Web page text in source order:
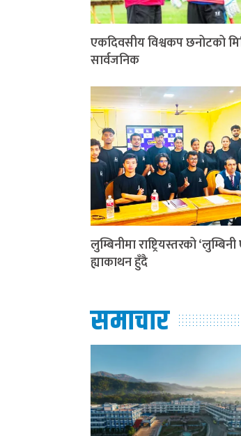
एकदिवसीय विश्वकप छनोटको
सार्वजनिक
लुम्बिनीमा राष्ट्रियस्तरको
ह्याकाथन हुँदै
समाचार